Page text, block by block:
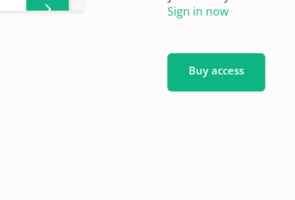
Sign in now
Buy access